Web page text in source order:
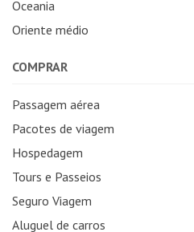
Oceania
Oriente médio
COMPRAR
Passagem aérea
Pacotes de viagem
Hospedagem
Tours e Passeios
Seguro Viagem
Aluguel de carros